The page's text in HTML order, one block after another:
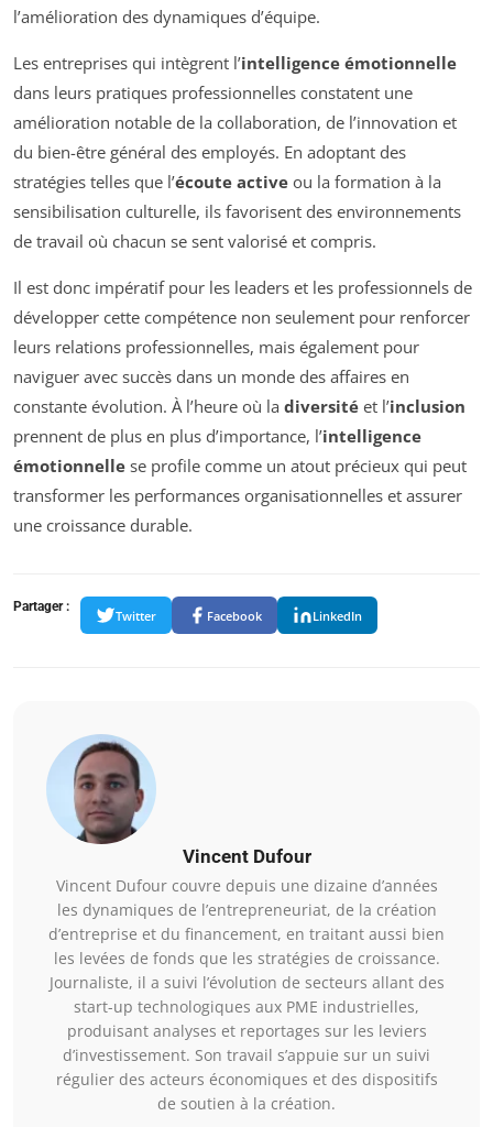
l’amélioration des dynamiques d’équipe.
Les entreprises qui intègrent l’intelligence émotionnelle
dans leurs pratiques professionnelles constatent une
amélioration notable de la collaboration, de l’innovation et
du bien-être général des employés. En adoptant des
stratégies telles que l’écoute active ou la formation à la
sensibilisation culturelle, ils favorisent des environnements
de travail où chacun se sent valorisé et compris.
Il est donc impératif pour les leaders et les professionnels de
développer cette compétence non seulement pour renforcer
leurs relations professionnelles, mais également pour
naviguer avec succès dans un monde des affaires en
constante évolution. À l’heure où la diversité et l’inclusion
prennent de plus en plus d’importance, l’intelligence
émotionnelle se profile comme un atout précieux qui peut
transformer les performances organisationnelles et assurer
une croissance durable.
Partager :
Twitter Facebook LinkedIn
Vincent Dufour
Vincent Dufour couvre depuis une dizaine d’années
les dynamiques de l’entrepreneuriat, de la création
d’entreprise et du financement, en traitant aussi bien
les levées de fonds que les stratégies de croissance.
Journaliste, il a suivi l’évolution de secteurs allant des
start-up technologiques aux PME industrielles,
produisant analyses et reportages sur les leviers
d’investissement. Son travail s’appuie sur un suivi
régulier des acteurs économiques et des dispositifs
de soutien à la création.